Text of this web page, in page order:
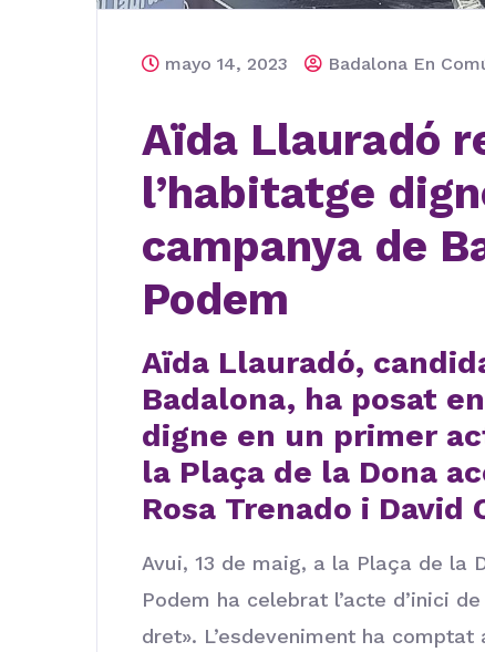
mayo 14, 2023 Badalona En
Aïda Llauradó
l’habitatge
campanya de
Podem
Aïda Llauradó,
Badalona, ha posat
digne en un primer
la Plaça de la Dona
Rosa Trenado i David
Avui, 13 de maig, a la Plaça de la
Podem ha celebrat l’acte d’inici
dret». L’esdeveniment ha